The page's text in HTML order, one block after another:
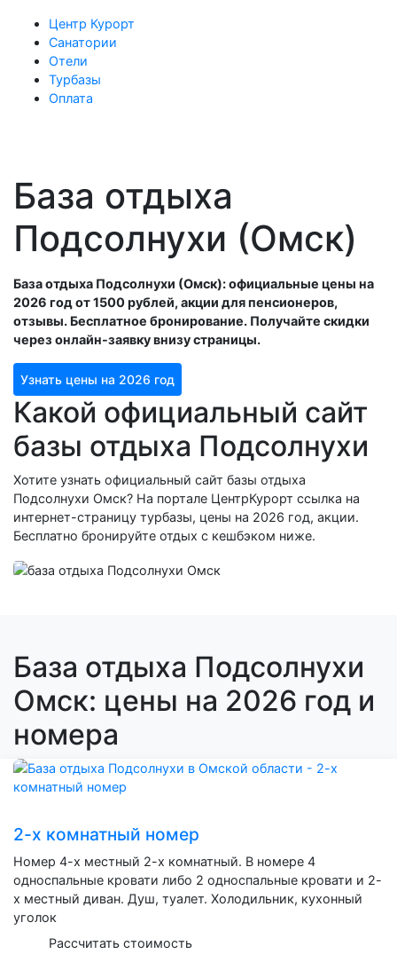
Центр Курорт
Санатории
Отели
Турбазы
Оплата
База отдыха
Подсолнухи (Омск)
База отдыха Подсолнухи (Омск): официальные цены на
2026 год от 1500 рублей, акции для пенсионеров,
отзывы. Бесплатное бронирование. Получайте скидки
через онлайн-заявку внизу страницы.
Узнать цены на 2026 год
Какой официальный сайт
базы отдыха Подсолнухи
Хотите узнать официальный сайт базы отдыха
Подсолнухи Омск? На портале ЦентрКурорт ссылка на
интернет-страницу турбазы, цены на 2026 год, акции.
Бесплатно бронируйте отдых с кешбэком ниже.
База отдыха Подсолнухи
Омск: цены на 2026 год и
номера
2-х комнатный номер
Номер 4-х местный 2-х комнатный. В номере 4
односпальные кровати либо 2 односпальные кровати и 2-
х местный диван. Душ, туалет. Холодильник, кухонный
уголок
Рассчитать стоимость